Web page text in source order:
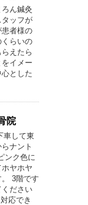
ん鍼灸
ッフが
患者様の
くらいの
えたら
イメー
とした
院
車して東
ナント
ンク色に
ヤホヤ
3階です
ださい
応でき